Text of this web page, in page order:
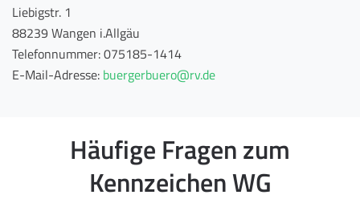
Liebigstr. 1
88239 Wangen i.Allgäu
Telefonnummer: 075185-1414
E-Mail-Adresse: buergerbuero@rv.de
Häufige Fragen zum
Kennzeichen WG